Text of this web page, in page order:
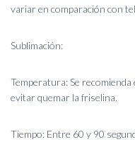
variar en comparación con
Sublimación:
Temperatura: Se
evitar quemar la friselina.
Tiempo: Entre 60 y 90